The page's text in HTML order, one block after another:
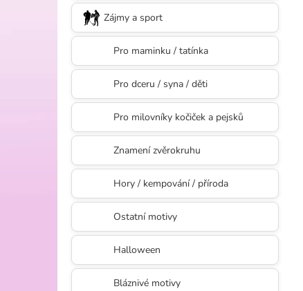
Zájmy a sport
Pro maminku / tatínka
Pro dceru / syna / děti
Pro milovníky kočiček a pejsků
Znamení zvěrokruhu
Hory / kempování / příroda
Ostatní motivy
Halloween
Bláznivé motivy